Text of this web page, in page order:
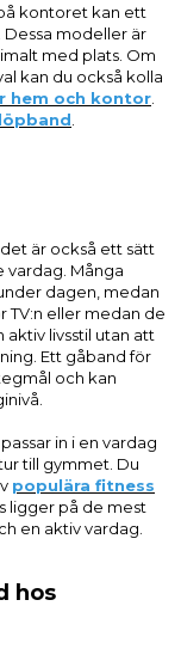
kontoret kan ett
modeller är
med plats. Om
kan du också kolla
hem och kontor
är också ett sätt
vardag. Många
dagen, medan
TV:n eller medan de
livsstil utan att
Ett gåband för
och kan
in i en vardag
till gymmet. Du
populära fitness
ligger på de mest
en aktiv vardag.
hos